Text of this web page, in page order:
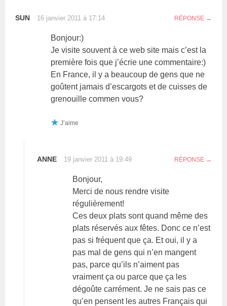
SUN 16 janvier 2011 à 17:14 RÉPONSE
Bonjour:)
Je visite souvent à ce web site mais c’est la
première fois que j’écrie une commentaire:)
En France, il y a beaucoup de gens que ne
goûtent jamais d’escargots et de cuisses de
grenouille commen vous?
J’aime
ANNE 19 janvier 2011 à 19:49 RÉPONSE
Bonjour,
Merci de nous rendre visite
régulièrement!
Ces deux plats sont quand même des
plats réservés aux fêtes. Donc ce n’est
pas si fréquent que ça. Et oui, il y a
pas mal de gens qui n’en mangent
pas, parce qu’ils n’aiment pas
vraiment ça ou parce que ça les
dégoûte carrément. Je ne sais pas ce
qu’en pensent les autres Français qui